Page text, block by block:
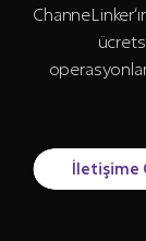
İletişime